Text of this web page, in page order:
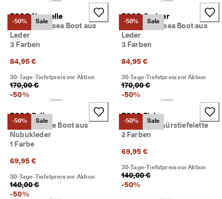
-50% Sale
ECCO Nouvelle
Damen Chelsea Boot aus
Leder
3 Farben
84,95 €
30-Tage-Tiefstpreis vor Aktion
170,00 €
-50%
-50% Sale
ECCO Grainer
Damen Chelsea Boot aus
Leder
3 Farben
84,95 €
30-Tage-Tiefstpreis vor Aktion
170,00 €
-50%
-50% Sale
ECCO Bella
Damen Ankle Boot aus
Nubukleder
1 Farbe
69,95 €
30-Tage-Tiefstpreis vor Aktion
140,00 €
-50%
-50% Sale
ECCO Elaina
Damen Schnürstiefelette
2 Farben
69,95 €
30-Tage-Tiefstpreis vor Aktion
140,00 €
-50%